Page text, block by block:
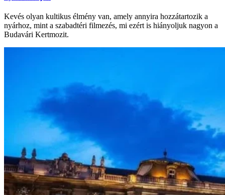
Kevés olyan kultikus élmény van, amely annyira hozzátartozik a
nyárhoz, mint a szabadtéri filmezés, mi ezért is hiányoljuk nagyon a
Budavári Kertmozit.